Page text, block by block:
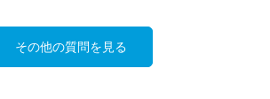
その他の質問を見る